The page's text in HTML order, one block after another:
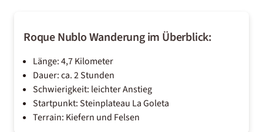
Roque Nublo Wanderung im Überblick:
Länge: 4,7 Kilometer
Dauer: ca. 2 Stunden
Schwierigkeit: leichter Anstieg
Startpunkt: Steinplateau La Goleta
Terrain: Kiefern und Felsen